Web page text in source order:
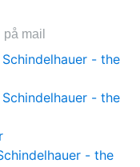
på mail
- the